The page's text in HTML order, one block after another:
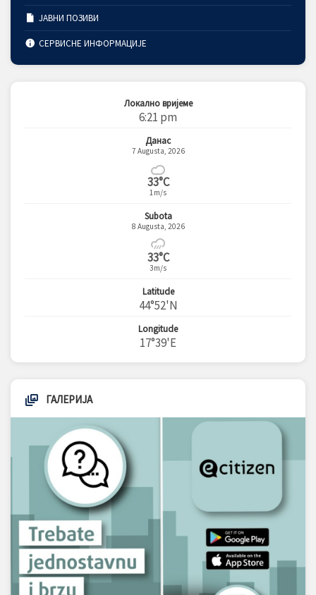
ЈАВНИ ПОЗИВИ
СЕРВИСНЕ ИНФОРМАЦИЈЕ
Локално вријеме
6:21 pm
Данас
7 Augusta, 2026
33°C
1m/s
Subota
8 Augusta, 2026
33°C
3m/s
Latitude
44°52'N
Longitude
17°39'E
ГАЛЕРИЈА